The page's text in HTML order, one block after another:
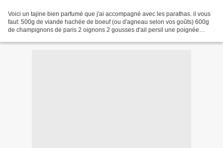
Voici un tajine bien parfumé que j'ai accompagné avec les parathas. il vous
faut: 500g de viande hachée de boeuf (ou d'agneau selon vos goûts) 600g
de champignons de paris 2 oignons 2 gousses d'ail persil une poignée